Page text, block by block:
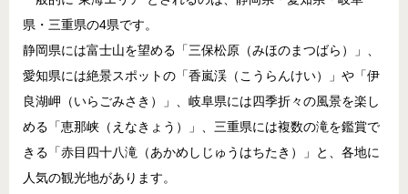
県・三重県の4県です。
静岡県には富士山を望める「三保松原（みほのまつばら）」、
愛知県には絶景スポットの「香嵐渓（こうらんけい）」や「伊
良湖岬（いらごみさき）」、岐阜県には四季折々の風景を楽し
める「恵那峡（えなきょう）」、三重県には複数の滝を鑑賞で
きる「赤目四十八滝（あかめしじゅうはちたき）」と、各地に
人気の観光地があります。